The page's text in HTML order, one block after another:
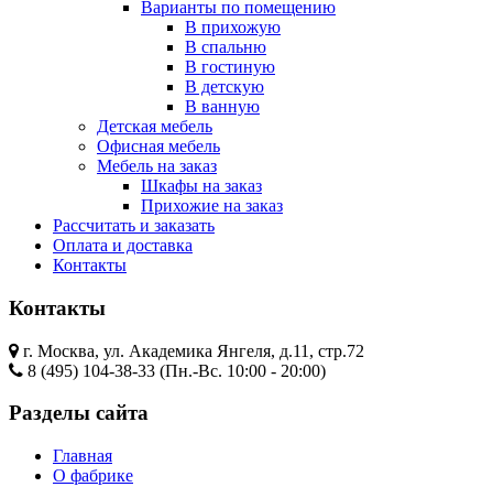
Варианты по помещению
В прихожую
В спальню
В гостиную
В детскую
В ванную
Детская мебель
Офисная мебель
Мебель на заказ
Шкафы на заказ
Прихожие на заказ
Рассчитать и заказать
Оплата и доставка
Контакты
Контакты
г. Москва, ул. Академика Янгеля, д.11, стр.72
8 (495) 104-38-33 (Пн.-Вс. 10:00 - 20:00)
Разделы сайта
Главная
О фабрике